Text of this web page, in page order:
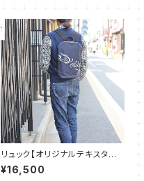
リュック【オリジナルテキスタイ
ル】original textile backpac
k
¥16,500